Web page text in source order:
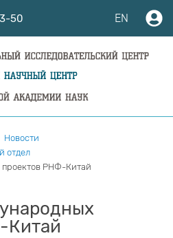
50 EN
Новости
отдел
РНФ-Китай
Китай